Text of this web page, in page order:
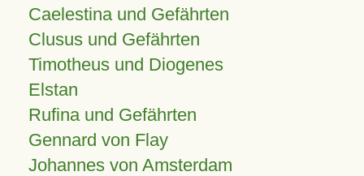
Caelestina und Gefährten
Clusus und Gefährten
Timotheus und Diogenes
Elstan
Rufina und Gefährten
Gennard von Flay
Johannes von Amsterdam